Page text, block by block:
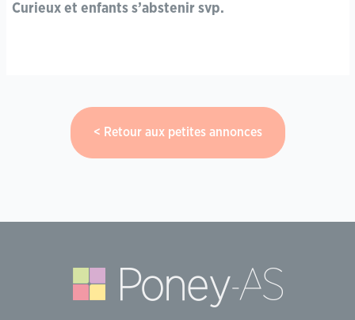
Curieux et enfants s’abstenir svp.
Retour aux petites annonces